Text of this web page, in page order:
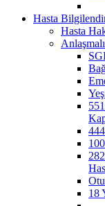
Hasta
Hasta
18